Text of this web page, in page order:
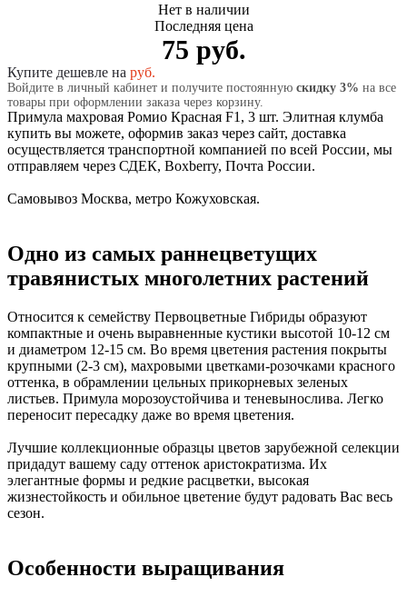
Нет в наличии
Последняя цена
75 руб.
Купите дешевле на руб.
Войдите в личный кабинет и получите постоянную скидку 3% на все
товары при оформлении заказа через корзину.
Примула махровая Ромио Красная F1, 3 шт. Элитная клумба
купить вы можете, оформив заказ через сайт, доставка
осуществляется транспортной компанией по всей России, мы
отправляем через СДЕК, Boxberry, Почта России.
Самовывоз Москва, метро Кожуховская.
Одно из самых раннецветущих
травянистых многолетних растений
Относится к семейству Первоцветные Гибриды образуют
компактные и очень выравненные кустики высотой 10-12 см
и диаметром 12-15 см. Во время цветения растения покрыты
крупными (2-3 см), махровыми цветками-розочками красного
оттенка, в обрамлении цельных прикорневых зеленых
листьев. Примула морозоустойчива и теневынослива. Легко
переносит пересадку даже во время цветения.
Лучшие коллекционные образцы цветов зарубежной селекции
придадут вашему саду оттенок аристократизма. Их
элегантные формы и редкие расцветки, высокая
жизнестойкость и обильное цветение будут радовать Вас весь
сезон.
Особенности выращивания